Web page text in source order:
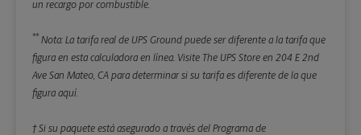
un recargo por combustible.
** Nota: La tarifa real de UPS Ground puede ser diferente a la tarifa que
figura en esta calculadora en línea. Visite The UPS Store en 204 E 2nd
Ave San Mateo, CA para determinar si su tarifa es diferente de la que
figura aquí.
† Si su paquete está asegurado a través del Programa de